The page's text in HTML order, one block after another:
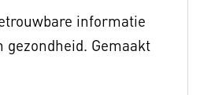
informatie
gezondheid. Gemaakt